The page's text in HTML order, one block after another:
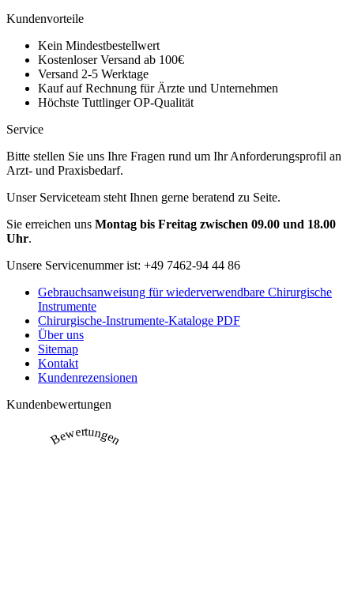
Kundenvorteile
Kein Mindestbestellwert
Kostenloser Versand ab 100€
Versand 2-5 Werktage
Kauf auf Rechnung für Ärzte und Unternehmen
Höchste Tuttlinger OP-Qualität
Service
Bitte stellen Sie uns Ihre Fragen rund um Ihr Anforderungsprofil an
Arzt- und Praxisbedarf.
Unser Serviceteam steht Ihnen gerne beratend zu Seite.
Sie erreichen uns Montag bis Freitag zwischen 09.00 und 18.00
Uhr.
Unsere Servicenummer ist: +49 7462-94 44 86
Gebrauchsanweisung für wiederverwendbare Chirurgische
Instrumente
Chirurgische-Instrumente-Kataloge PDF
Über uns
Sitemap
Kontakt
Kundenrezensionen
Kundenbewertungen
Bewertungen